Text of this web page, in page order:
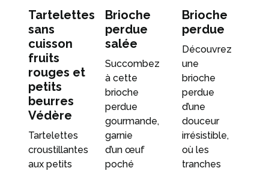
Tartelettes
sans
cuisson
fruits
rouges et
petits
beurres
Védère
Tartelettes
croustillantes
aux petits
Brioche
perdue
salée
Succombez
à cette
brioche
perdue
gourmande,
garnie
d’un œuf
poché
Brioche
perdue
Découvrez
une
brioche
perdue
d’une
douceur
irrésistible,
où les
tranches